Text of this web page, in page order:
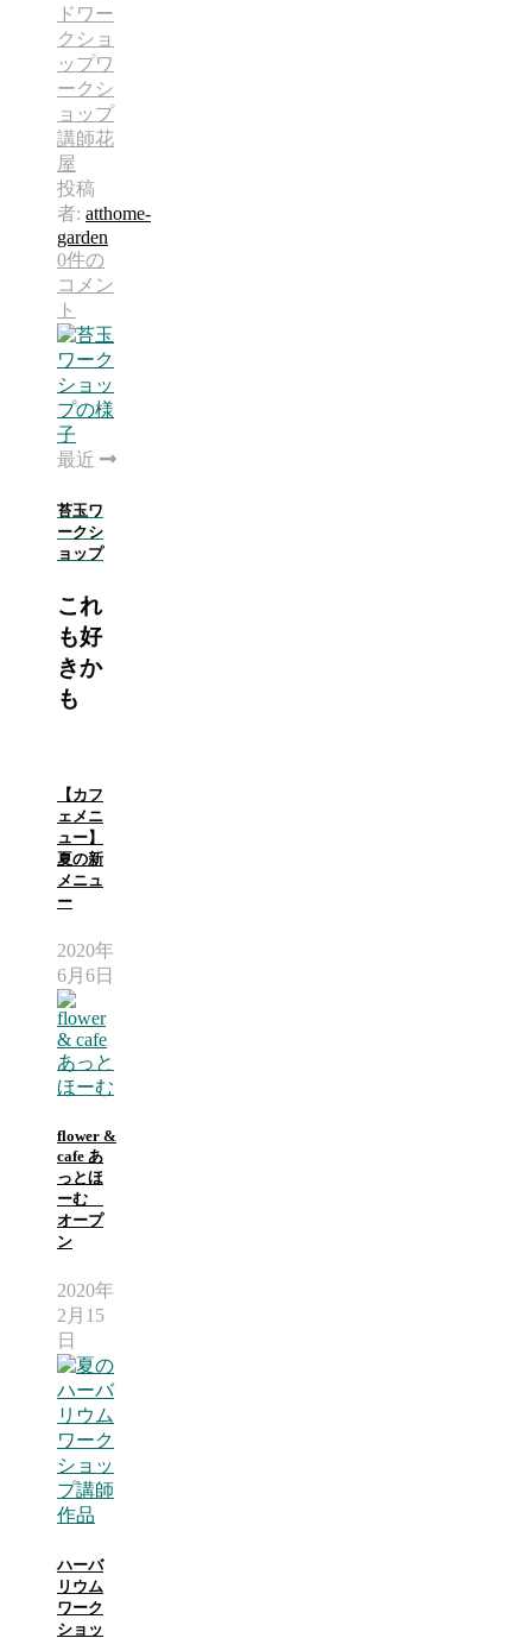
ド ワー
クショ
ップワ
ークシ
ョップ
講師花
屋
投稿
者: atthome-
garden
0件の
コメン
ト
最近
苔玉ワ
ークシ
ョップ
これ
も好
きか
も
【カフ
ェメニ
ュー】
夏の新
メニュ
ー
2020年
6月6日
flower &
cafe あ
っとほ
ーむ
オープ
ン
2020年
2月15
日
ハーバ
リウム
ワーク
ショッ